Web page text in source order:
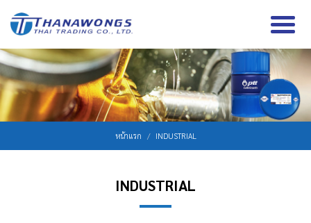
หน้าแรก INDUSTRIAL
INDUSTRIAL